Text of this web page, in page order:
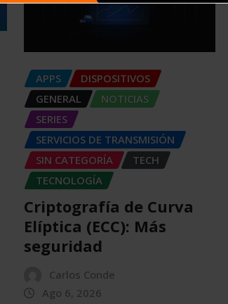
APPS
DISPOSITIVOS
GENERAL
NOTICIAS
SERIES
SERVICIOS DE TRANSMISIÓN
SIN CATEGORÍA
TECH
TECNOLOGÍA
Criptografía de Curva
Elíptica (ECC): Más
seguridad
Carlos Conde
Ago 6, 2026